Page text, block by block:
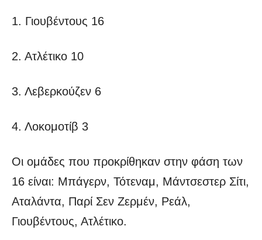
1. Γιουβέντους 16
2. Ατλέτικο 10
3. Λεβερκούζεν 6
4. Λοκομοτίβ 3
Οι ομάδες που προκρίθηκαν στην φάση των
16 είναι: Μπάγερν, Τότεναμ, Μάντσεστερ Σίτι,
Αταλάντα, Παρί Σεν Ζερμέν, Ρεάλ,
Γιουβέντους, Ατλέτικο.